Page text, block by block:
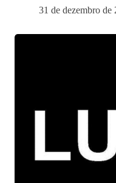
31 de dezembro de